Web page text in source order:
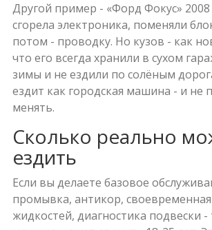
Другой пример - «Форд Фокус» 2008
сгорела электроника, поменяли
потом - проводку. Но кузов - как
что его всегда хранили в сухом
зимы и не ездили по солёным
ездит как городская машина - и не
менять.
Сколько реально
ездить
Если вы делаете базовое
промывка, антикор,
жидкостей, диагностика подвески